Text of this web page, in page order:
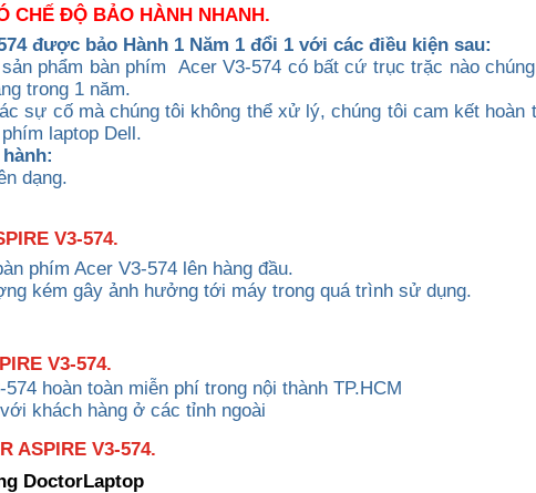
CHẾ ĐỘ BẢO HÀNH NHANH.
được bảo Hành 1 Năm 1 đổi 1 với các điều kiện sau:
phẩm bàn phím Acer V3-574 có bất cứ trục trặc nào
trong 1 năm.
sự cố mà chúng tôi không thể xử lý, chúng tôi cam kết hoàn
laptop Dell.
dạng.
V3-574.
phím Acer V3-574 lên hàng đầu.
kém gây ảnh hưởng tới máy trong quá trình sử dụng.
V3-574.
hoàn toàn miễn phí trong nội thành TP.HCM
khách hàng ở các tỉnh ngoài
ASPIRE V3-574.
DoctorLaptop